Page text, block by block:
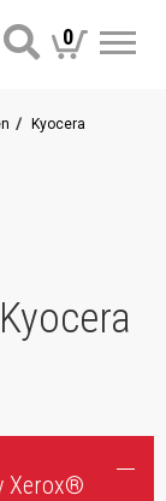
0
Kyocera
Xerox®